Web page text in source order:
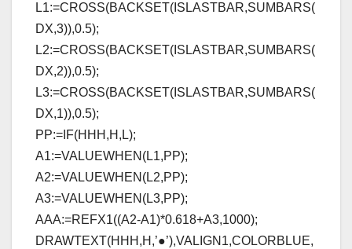
L1:=CROSS(BACKSET(ISLASTBAR,SUMBARS(
DX,3)),0.5);
L2:=CROSS(BACKSET(ISLASTBAR,SUMBARS(
DX,2)),0.5);
L3:=CROSS(BACKSET(ISLASTBAR,SUMBARS(
DX,1)),0.5);
PP:=IF(HHH,H,L);
A1:=VALUEWHEN(L1,PP);
A2:=VALUEWHEN(L2,PP);
A3:=VALUEWHEN(L3,PP);
AAA:=REFX1((A2-A1)*0.618+A3,1000);
DRAWTEXT(HHH,H,’●’),VALIGN1,COLORBLUE,